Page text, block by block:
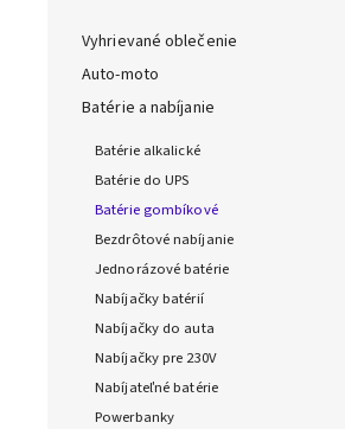
Vyhrievané oblečenie
Auto-moto
Batérie a nabíjanie
Batérie alkalické
Batérie do UPS
Batérie gombíkové
Bezdrôtové nabíjanie
Jednorázové batérie
Nabíjačky batérií
Nabíjačky do auta
Nabíjačky pre 230V
Nabíjateľné batérie
Powerbanky